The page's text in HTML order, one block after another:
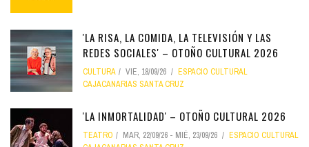
'LA RISA, LA COMIDA, LA TELEVISIÓN Y LAS
REDES SOCIALES' – OTOÑO CULTURAL 2026
CULTURA VIE, 18/09/26
ESPACIO CULTURAL
CAJACANARIAS SANTA CRUZ
'LA INMORTALIDAD' – OTOÑO CULTURAL 2026
TEATRO MAR, 22/09/26 - MIÉ, 23/09/26
ESPACIO CULTURAL